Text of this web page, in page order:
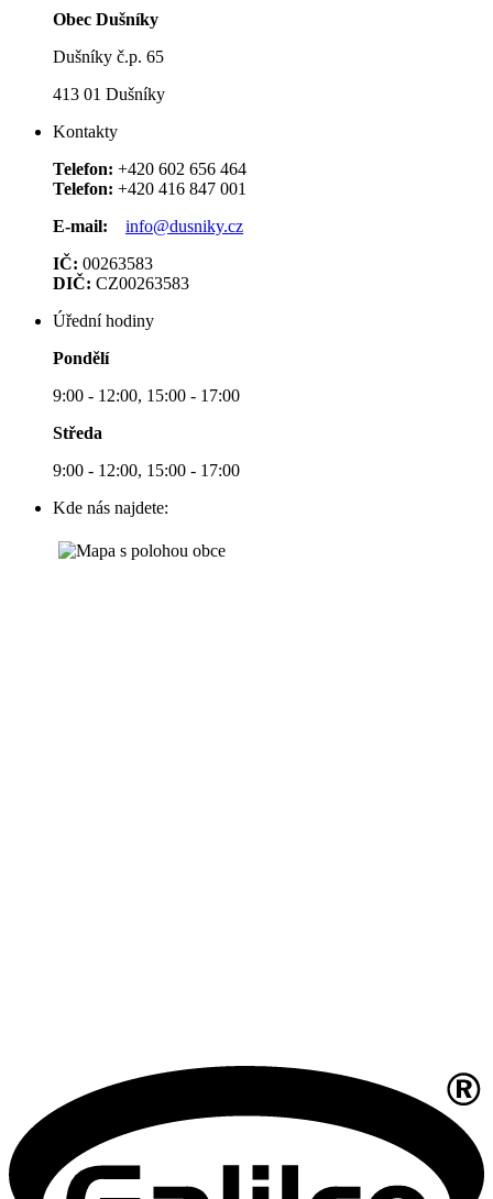
Obec Dušníky
Dušníky č.p. 65
413 01 Dušníky
Kontakty
Telefon: +420 602 656 464
Telefon: +420 416 847 001
E-mail:
info@dusniky.cz
IČ: 00263583
DIČ: CZ00263583
Úřední hodiny
Pondělí
9:00 - 12:00, 15:00 - 17:00
Středa
9:00 - 12:00, 15:00 - 17:00
Kde nás najdete: